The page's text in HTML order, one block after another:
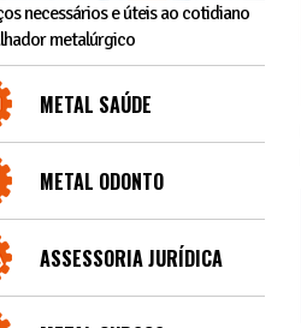
necessários e úteis ao cotidiano
metalúrgico
METAL SAÚDE
METAL ODONTO
ASSESSORIA JURÍDICA